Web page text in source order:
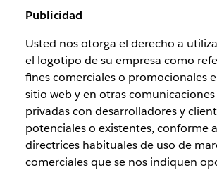
Publicidad
Usted nos otorga el derecho a
el logotipo de su empresa como
fines comerciales o promocionales
sitio web y en otras
privadas con desarrolladores y
potenciales o existentes, conforme
directrices habituales de uso de
comerciales que se nos indiquen